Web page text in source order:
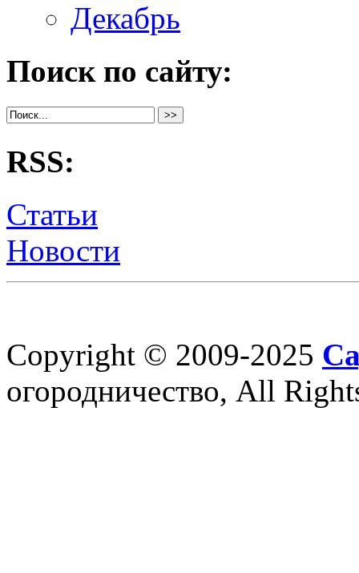
Декабрь
Поиск по сайту:
RSS:
Статьи
Новости
Copyright © 2009-2025
огородничество, All